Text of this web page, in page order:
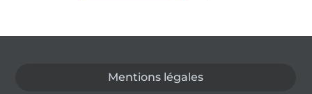
Mentions légales